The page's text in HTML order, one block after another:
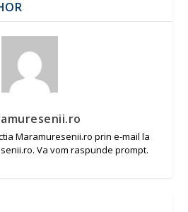
Maramuresenii.ro prin e-mail la
Va vom raspunde prompt.